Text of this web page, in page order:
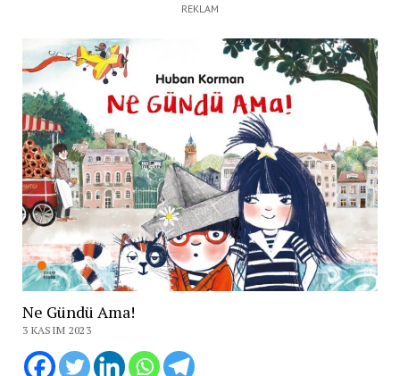
REKLAM
Ne Gündü Ama!
3 KASIM 2023